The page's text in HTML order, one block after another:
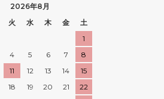
2026年8月
火 水 木 金
土
1
4 5 6 7
8
11 12 13 14
15
18 19 20 21
22